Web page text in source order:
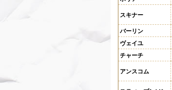
スキナー
バーリン
ヴェイユ
チャーチ
アンスコム